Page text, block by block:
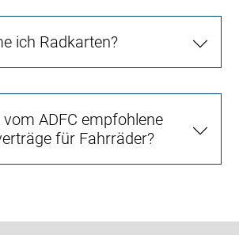
ich Radkarten?
ADFC empfohlene
für Fahrräder?